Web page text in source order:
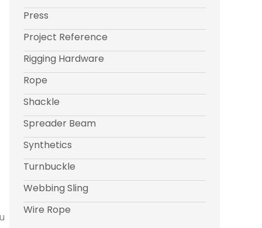
Press
Project Reference
Rigging Hardware
Rope
Shackle
Spreader Beam
Synthetics
Turnbuckle
Webbing Sling
Wire Rope